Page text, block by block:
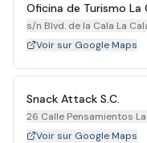
Oficina de Turismo La
s/n Blvd. de la Cala La
Voir sur Google Maps
Snack Attack S.C.
26 Calle Pensamientos
Voir sur Google Maps